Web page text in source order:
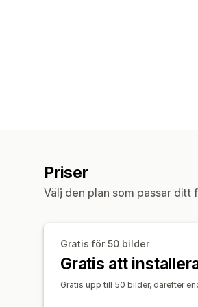
Priser
Välj den plan som passar ditt
Gratis för 50 bilder
Gratis att
Gratis upp till 50 bilder, därefter